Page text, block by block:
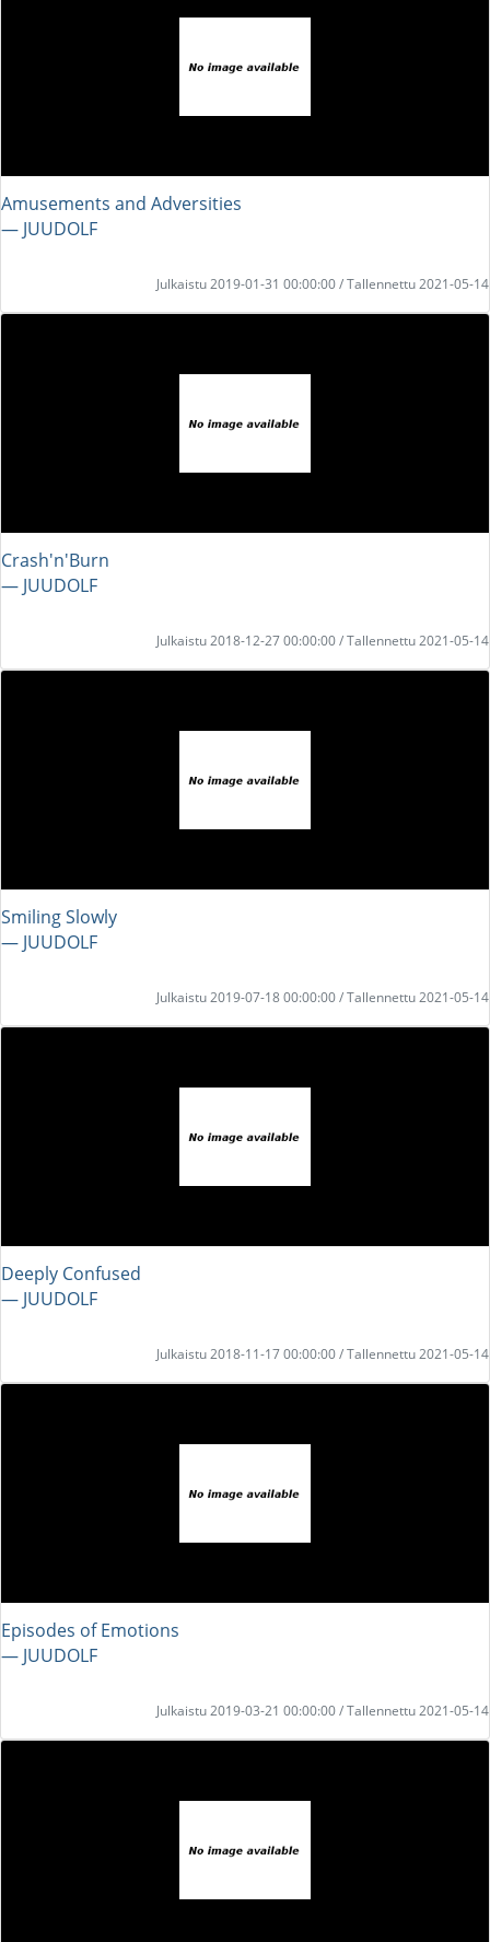
Amusements and Adversities
― JUUDOLF
Julkaistu 2019-01-31 00:00:00 / Tallennettu 2021-05-14
Crash'n'Burn
― JUUDOLF
Julkaistu 2018-12-27 00:00:00 / Tallennettu 2021-05-14
Smiling Slowly
― JUUDOLF
Julkaistu 2019-07-18 00:00:00 / Tallennettu 2021-05-14
Deeply Confused
― JUUDOLF
Julkaistu 2018-11-17 00:00:00 / Tallennettu 2021-05-14
Episodes of Emotions
― JUUDOLF
Julkaistu 2019-03-21 00:00:00 / Tallennettu 2021-05-14